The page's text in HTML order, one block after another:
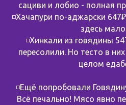
сациви и лобио - полная
◽️Хачапури по-аджарски
здесь
◽️Хинкали из говядины
пересолили. Но тесто в
целом
◽️Ещё попробовали
Всё печально! Мясо явно